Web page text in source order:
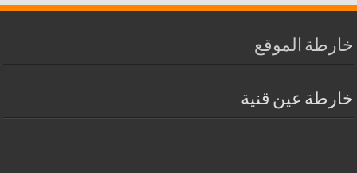
خارطة الموقع
خارطة عين قنية